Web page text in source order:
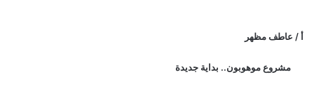
أ / عاطف مظهر
مشروع موهوبون.. بداية جديدة